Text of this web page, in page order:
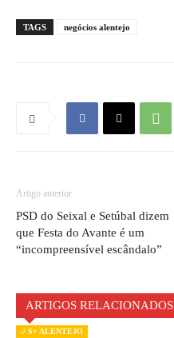
TAGS negócios alentejo
Artigo anterior
PSD do Seixal e Setúbal dizem
que Festa do Avante é um
“incompreensível escândalo”
ARTIGOS RELACIONADOS
// S+ ALENTEJO